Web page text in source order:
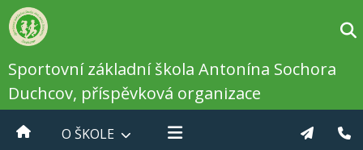
Sportovní základní škola Antonína Sochora
Duchcov, příspěvková organizace
O ŠKOLE